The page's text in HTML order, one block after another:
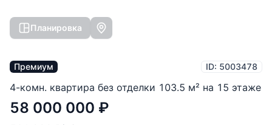
Планировка
Премиум ID: 5003478
4-комн. квартира без отделки 103.5 м² на 15 этаже
58 000 000 ₽